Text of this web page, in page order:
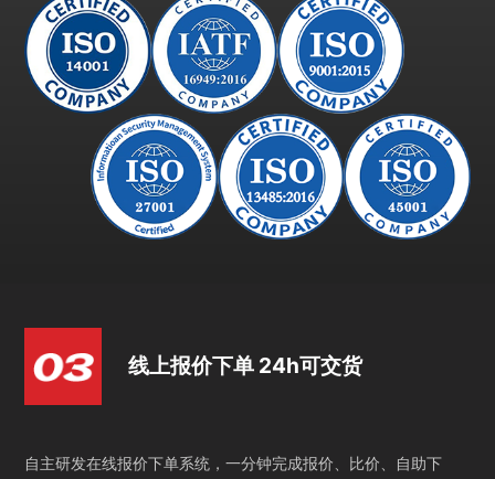
线上报价下单 24h可交货
自主研发在线报价下单系统，一分钟完成报价、比价、自助下